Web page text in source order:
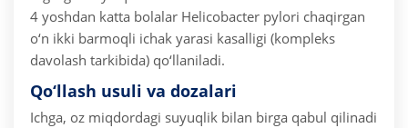
4 yoshdan katta bolalar Helicobacter pylori chaqirgan
o‘n ikki barmoqli ichak yarasi kasalligi (kompleks
davolash tarkibida) qo‘llaniladi.
Qo‘llash usuli va dozalari
Ichga, oz miqdordagi suyuqlik bilan birga qabul qilinadi